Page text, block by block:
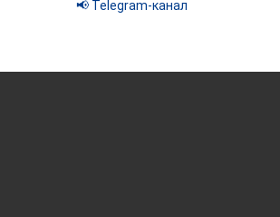
📢 Telegram-канал